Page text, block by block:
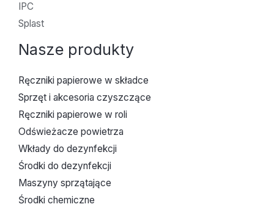
IPC
Splast
Nasze produkty
Ręczniki papierowe w składce
Sprzęt i akcesoria czyszczące
Ręczniki papierowe w roli
Odświeżacze powietrza
Wkłady do dezynfekcji
Środki do dezynfekcji
Maszyny sprzątające
Środki chemiczne